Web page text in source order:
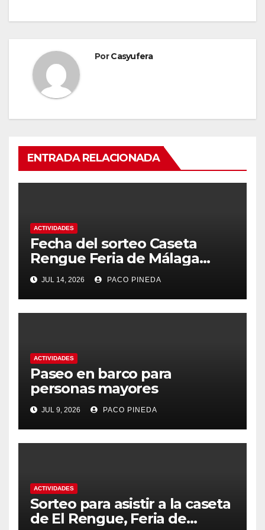
entradas
PorCasyufera
ENTRADA RELACIONADA
ACTIVIDADES
Fecha del sorteo Caseta
Rengue Feria de Málaga
2026
JUL 14, 2026 PACO PINEDA
ACTIVIDADES
Paseo en barco para
personas mayores
JUL 9, 2026 PACO PINEDA
ACTIVIDADES
Sorteo para asistir a la caseta
de El Rengue, Feria de